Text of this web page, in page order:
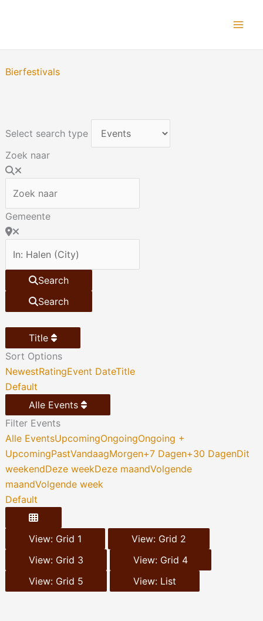
inhoud
Bierfestivals
Select search type
Zoek naar
Gemeente
Search
Search
Title
Sort Options
NewestRatingEvent DateTitle
Default
Alle Events
Filter Events
Alle EventsUpcomingOngoingOngoing +
UpcomingPastVandaagMorgen+7 Dagen+30 DagenDit
weekendDeze weekDeze maandVolgende
maandVolgende week
Default
View: Grid 1
View: Grid 2
View: Grid 3
View: Grid 4
View: Grid 5
View: List